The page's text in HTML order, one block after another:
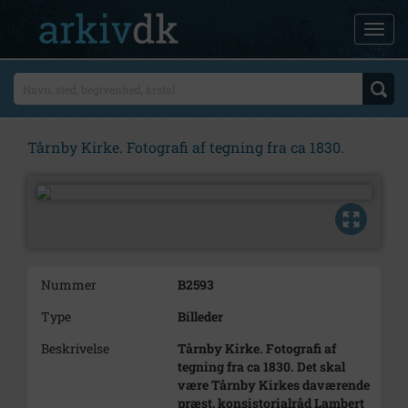
Tårnby Kirke. Fotografi af tegning fra ca 1830.
Nummer
B2593
Type
Billeder
Beskrivelse
Tårnby Kirke. Fotografi af
tegning fra ca 1830. Det skal
være Tårnby Kirkes daværende
præst, konsistorialråd Lambert